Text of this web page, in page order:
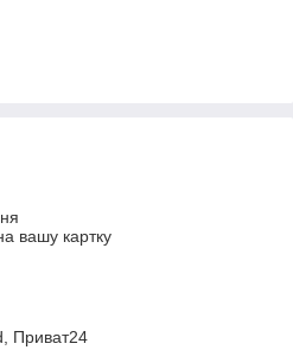
вашу картку
Приват24